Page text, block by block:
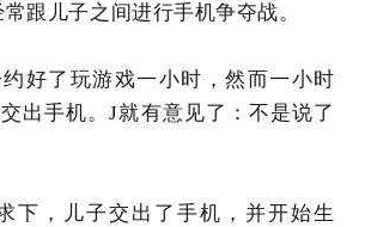
跟儿子之间进行手机争夺战。
好了玩游戏一小时，然而一小时
出手机。J就有意见了：不是说了
下，儿子交出了手机，并开始生